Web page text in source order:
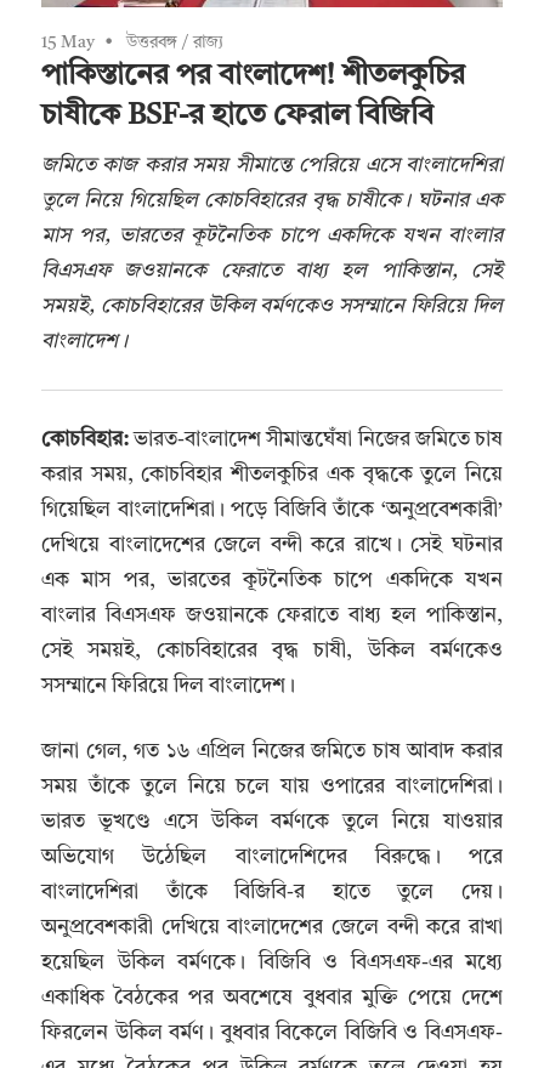
15 May উত্তরবঙ্গ /রাজ্য
পাকিস্তানের পর বাংলাদেশ! শীতলকুচির
চাষীকে BSF-র হাতে ফেরাল বিজিবি
জমিতে কাজ করার সময় সীমান্তে পেরিয়ে এসে বাংলাদেশিরা
তুলে নিয়ে গিয়েছিল কোচবিহারের বৃদ্ধ চাষীকে। ঘটনার এক
মাস পর, ভারতের কূটনৈতিক চাপে একদিকে যখন বাংলার
বিএসএফ জওয়ানকে ফেরাতে বাধ্য হল পাকিস্তান, সেই
সময়ই, কোচবিহারের উকিল বর্মণকেও সসম্মানে ফিরিয়ে দিল
বাংলাদেশ।
কোচবিহার:ভারত-বাংলাদেশ সীমান্তঘেঁষা নিজের জমিতে চাষ
করার সময়, কোচবিহার শীতলকুচির এক বৃদ্ধকে তুলে নিয়ে
গিয়েছিল বাংলাদেশিরা। পড়ে বিজিবি তাঁকে ‘অনুপ্রবেশকারী’
দেখিয়ে বাংলাদেশের জেলে বন্দী করে রাখে। সেই ঘটনার
এক মাস পর, ভারতের কূটনৈতিক চাপে একদিকে যখন
বাংলার বিএসএফ জওয়ানকে ফেরাতে বাধ্য হল পাকিস্তান,
সেই সময়ই, কোচবিহারের বৃদ্ধ চাষী, উকিল বর্মণকেও
সসম্মানে ফিরিয়ে দিল বাংলাদেশ।
জানা গেল, গত ১৬ এপ্রিল নিজের জমিতে চাষ আবাদ করার
সময় তাঁকে তুলে নিয়ে চলে যায় ওপারের বাংলাদেশিরা।
ভারত ভূখণ্ডে এসে উকিল বর্মণকে তুলে নিয়ে যাওয়ার
অভিযোগ উঠেছিল বাংলাদেশিদের বিরুদ্ধে। পরে
বাংলাদেশিরা তাঁকে বিজিবি-র হাতে তুলে দেয়।
অনুপ্রবেশকারী দেখিয়ে বাংলাদেশের জেলে বন্দী করে রাখা
হয়েছিল উকিল বর্মণকে। বিজিবি ও বিএসএফ-এর মধ্যে
একাধিক বৈঠকের পর অবশেষে বুধবার মুক্তি পেয়ে দেশে
ফিরলেন উকিল বর্মণ। বুধবার বিকেলে বিজিবি ও বিএসএফ-